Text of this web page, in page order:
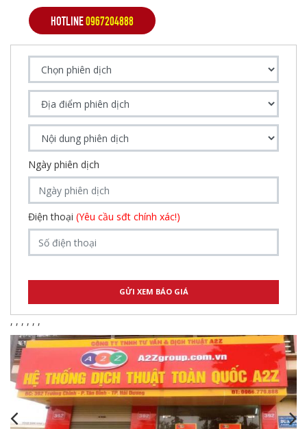
HOTLINE0967204888
Ngày phiên dịch
Điện thoại (Yêu cầu sđt chính xác!)
, , , , , ,